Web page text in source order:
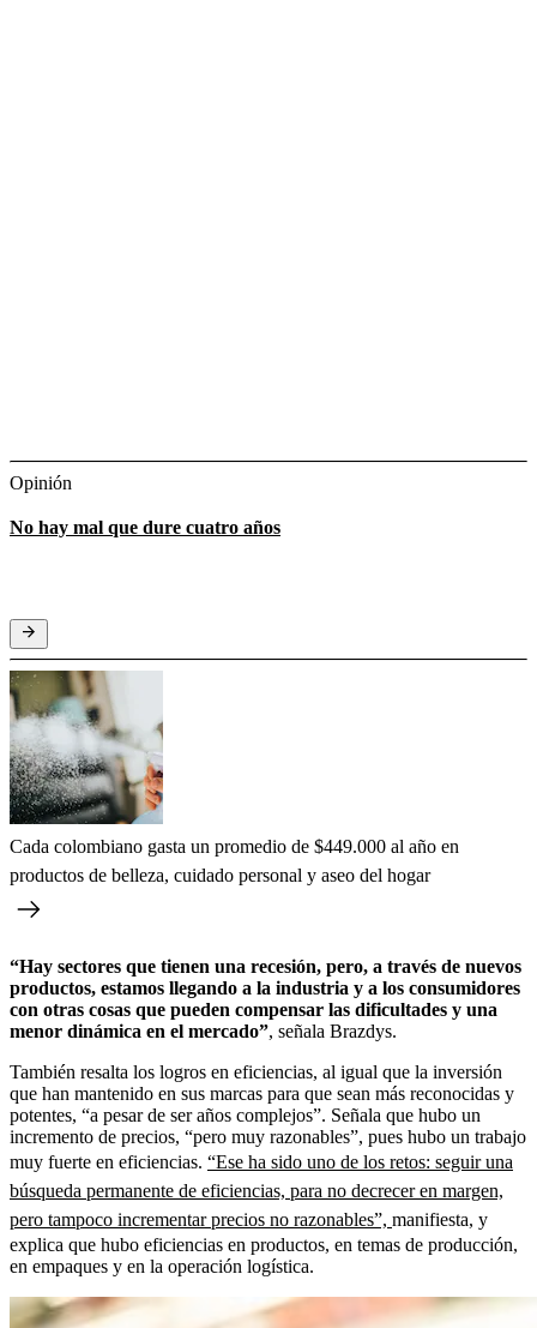
Opinión
No hay mal que dure cuatro años
Cada colombiano gasta un promedio de $449.000 al año en
productos de belleza, cuidado personal y aseo del hogar
“Hay sectores que tienen una recesión, pero, a través de nuevos
productos, estamos llegando a la industria y a los consumidores
con otras cosas que pueden compensar las dificultades y una
menor dinámica en el mercado”, señala Brazdys.
También resalta los logros en eficiencias, al igual que la inversión
que han mantenido en sus marcas para que sean más reconocidas y
potentes, “a pesar de ser años complejos”. Señala que hubo un
incremento de precios, “pero muy razonables”, pues hubo un trabajo
muy fuerte en eficiencias. “Ese ha sido uno de los retos: seguir una
búsqueda permanente de eficiencias, para no decrecer en margen,
pero tampoco incrementar precios no razonables”, manifiesta, y
explica que hubo eficiencias en productos, en temas de producción,
en empaques y en la operación logística.